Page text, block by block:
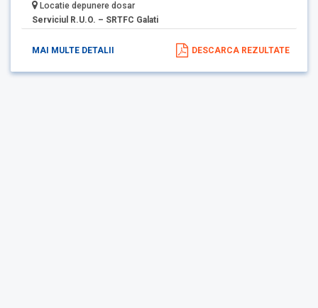
Locatie depunere dosar
Serviciul R.U.O. – SRTFC Galati
MAI MULTE DETALII DESCARCA REZULTATE